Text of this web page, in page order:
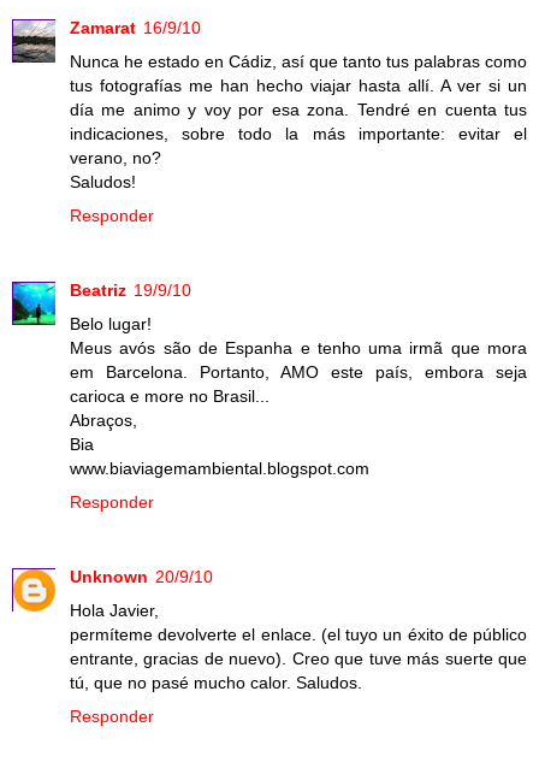
Zamarat 16/9/10
Nunca he estado en Cádiz, así que tanto tus palabras como
tus fotografías me han hecho viajar hasta allí. A ver si un
día me animo y voy por esa zona. Tendré en cuenta tus
indicaciones, sobre todo la más importante: evitar el
verano, no?
Saludos!
Responder
Beatriz 19/9/10
Belo lugar!
Meus avós são de Espanha e tenho uma irmã que mora
em Barcelona. Portanto, AMO este país, embora seja
carioca e more no Brasil...
Abraços,
Bia
www.biaviagemambiental.blogspot.com
Responder
Unknown 20/9/10
Hola Javier,
permíteme devolverte el enlace. (el tuyo un éxito de público
entrante, gracias de nuevo). Creo que tuve más suerte que
tú, que no pasé mucho calor. Saludos.
Responder